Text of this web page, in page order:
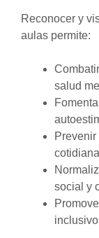
Reconocer y
aulas permite:
salud
social y